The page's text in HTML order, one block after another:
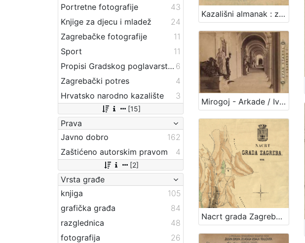
Portretne fotografije
43
Knjige za djecu i mladež
24
Zagrebačke fotografije
11
Sport
11
Propisi Gradskog poglavarstva 6
Zagrebački potres
4
Hrvatsko narodno kazalište
3
[15]
Prava
Javno dobro
162
Zaštićeno autorskim pravom
4
[2]
Vrsta građe
knjiga
105
grafička građa
84
razglednica
48
fotografija
26
Kazališni almanak : za godinu ... / uredila i izdala Uprava Hrvatskog zemaljskog kazališta
Mirogoj - Arkade / Ivan Standl
Nacrt grada Zagreba : 1898. / sastavio gradski gradjevni ured